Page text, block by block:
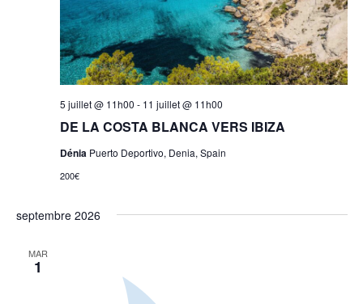
DE LA COSTA BLANCA VERS IBIZA
5 juillet @ 11h00 - 11 juillet @ 11h00
Dénia Puerto Deportivo, Denia, Spain
200€
septembre 2026
MAR
1